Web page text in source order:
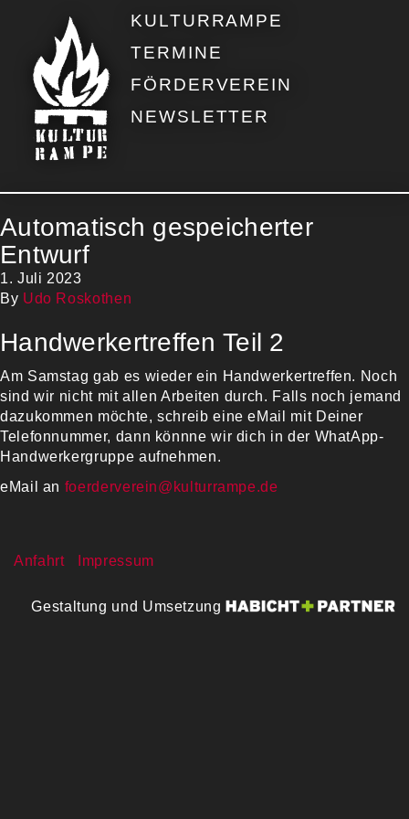
KULTURRAMPE
TERMINE
FÖRDERVEREIN
NEWSLETTER
Automatisch gespeicherter
Entwurf
1. Juli 2023
By Udo Roskothen
Handwerkertreffen Teil 2
Am Samstag gab es wieder ein Handwerkertreffen. Noch
sind wir nicht mit allen Arbeiten durch. Falls noch jemand
dazukommen möchte, schreib eine eMail mit Deiner
Telefonnummer, dann könnne wir dich in der WhatApp-
Handwerkergruppe aufnehmen.
eMail an foerderverein@kulturrampe.de
Anfahrt Impressum
Gestaltung und Umsetzung